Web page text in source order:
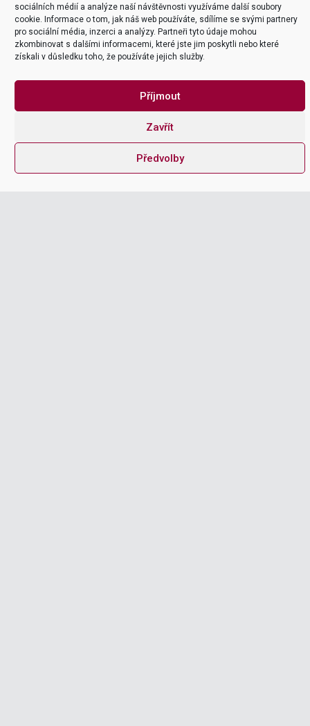
sociálních médií a analýze naší návštěvnosti využíváme další soubory
cookie. Informace o tom, jak náš web používáte, sdílíme se svými partnery
pro sociální média, inzerci a analýzy. Partneři tyto údaje mohou
zkombinovat s dalšími informacemi, které jste jim poskytli nebo které
získali v důsledku toho, že používáte jejich služby.
Příjmout
Zavřít
Předvolby